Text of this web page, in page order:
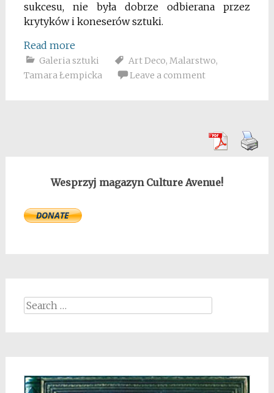
sukcesu, nie była dobrze odbierana przez
krytyków i koneserów sztuki.
Read more
Galeria sztuki Art Deco, Malarstwo,
Tamara Łempicka
Leave a comment
Wesprzyj magazyn Culture Avenue!
Search